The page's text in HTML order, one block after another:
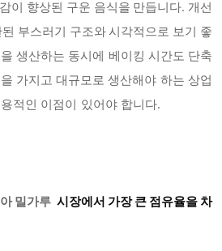
이 향상된 구운 음식을 만듭니다. 개선
부스러기 구조와 시각적으로 보기 좋
생산하는 동시에 베이킹 시간도 단축
가지고 대규모로 생산해야 하는 상업
실용적인 이점이 있어야 합니다.
밀가루 시장에서 가장 큰 점유율을 차